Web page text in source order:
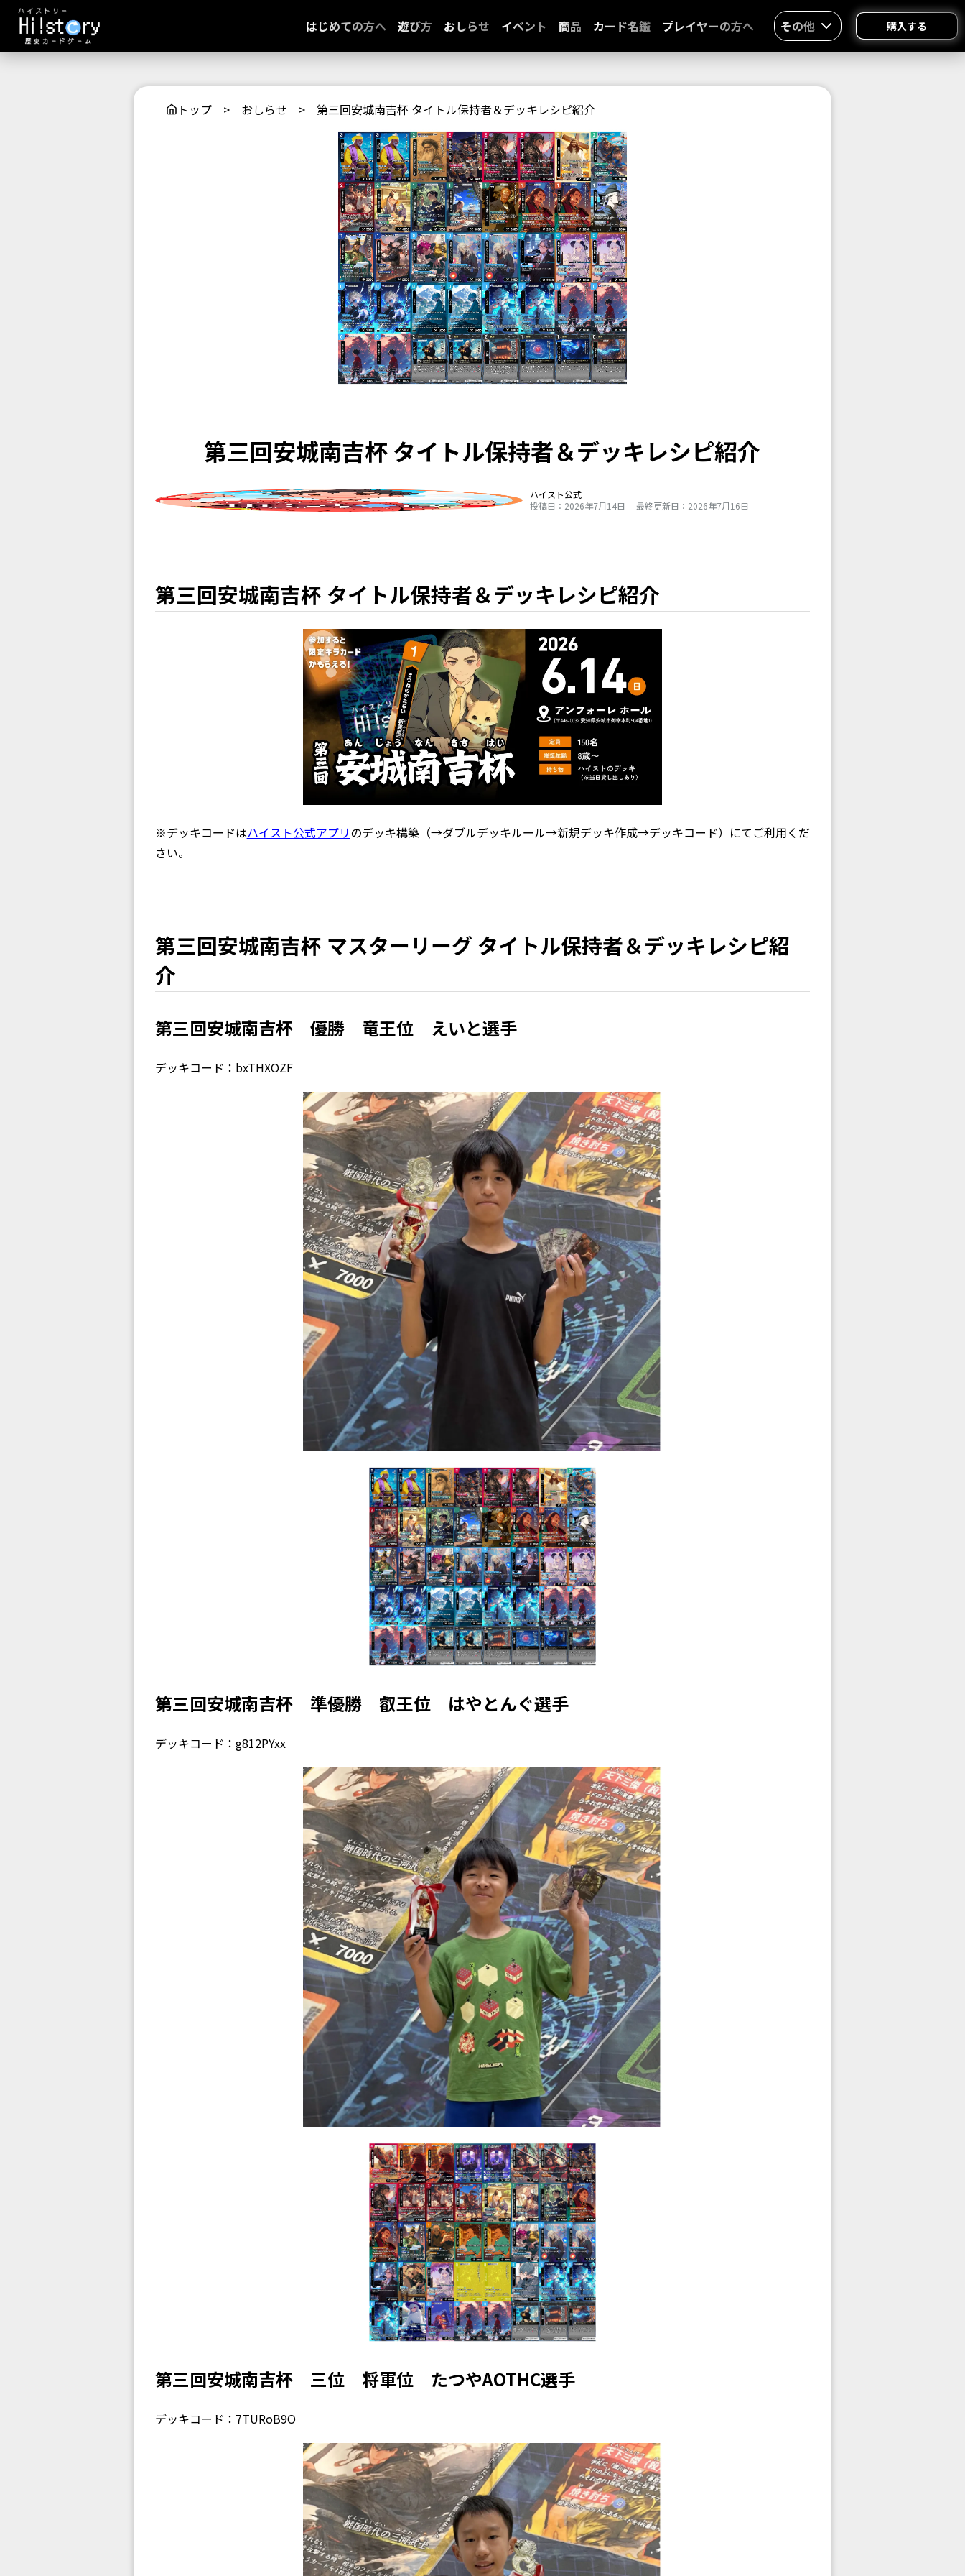
はじめての方へ 遊び方 おしらせ イベント 商品 カード名鑑 プレイヤーの方へ その他 購入する
トップ> おしらせ > 第三回安城南吉杯 タイトル保持者＆デッキレシピ紹介
第三回安城南吉杯 タイトル保持者＆デッキレシピ紹介
ハイスト公式
投稿日：2026年7月14日
最終更新日：2026年7月16日
第三回安城南吉杯 タイトル保持者＆デッキレシピ紹介
※デッキコードはハイスト公式アプリのデッキ構築（→ダブルデッキルール→新規デッキ作成→デッキコード）にてご利用くだ
さい。
第三回安城南吉杯 マスターリーグ タイトル保持者＆デッキレシピ紹
介
第三回安城南吉杯 優勝 竜王位 えいと選手
デッキコード：bxTHXOZF
第三回安城南吉杯 準優勝 叡王位 はやとんぐ選手
デッキコード：g812PYxx
第三回安城南吉杯 三位 将軍位 たつやAOTHC選手
デッキコード：7TURoB9O